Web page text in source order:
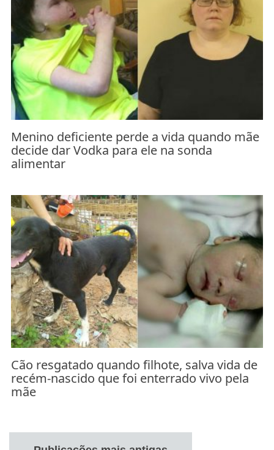
Menino deficiente perde a vida quando mãe
decide dar Vodka para ele na sonda
alimentar
Cão resgatado quando filhote, salva vida de
recém-nascido que foi enterrado vivo pela
mãe